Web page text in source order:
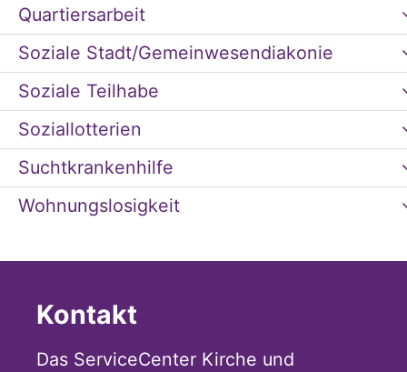
Quartiersarbeit
Soziale Stadt/Gemeinwesendiakonie
Soziale Teilhabe
Soziallotterien
Suchtkrankenhilfe
Wohnungslosigkeit
Kontakt
Das ServiceCenter Kirche und